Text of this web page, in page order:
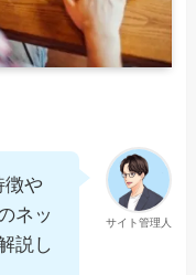
サイト管理人
徴や
ネッ
説し